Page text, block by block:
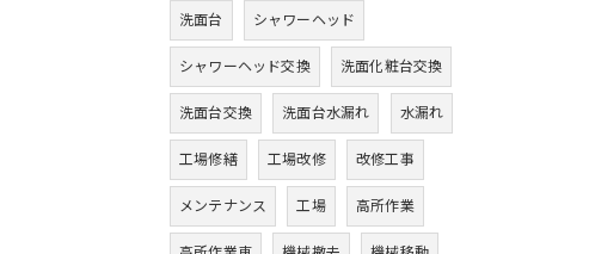
洗面台 シャワーヘッド
シャワーヘッド交換 洗面化粧台交換
洗面台交換 洗面台水漏れ 水漏れ
工場修繕 工場改修 改修工事
メンテナンス 工場 高所作業